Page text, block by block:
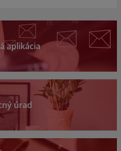
aplikácia
úrad